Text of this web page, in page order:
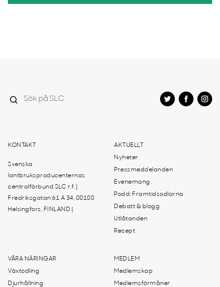
KONTAKT
Svenska
lantbruksproducenternas
centralförbund SLC r.f. |
Fredriksgatan 61 A 34, 00100
Helsingfors, FINLAND |
AKTUELLT
Nyheter
Pressmeddelanden
Evenemang
Podd: Framtidsodlarna
Debatt & blogg
Utlåtanden
Recept
VÅRA NÄRINGAR
Växtodling
Djurhållning
MEDLEM
Medlemskap
Medlemsförmåner